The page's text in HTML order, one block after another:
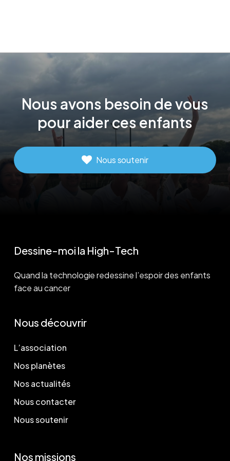
Nous avons besoin devous
pour aidercesenfants
Nous soutenir
Dessine-moi la High-Tech
Quand la technologie redessine l’espoir des enfants
face au cancer
Nous découvrir
L’association
Nos planètes
Nos actualités
Nous contacter
Nous soutenir
Nos missions